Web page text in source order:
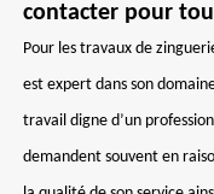
contacter pour
Pour les travaux de
est expert dans son
travail digne d’un
demandent souvent en